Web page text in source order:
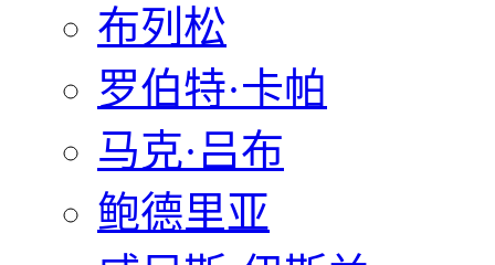
布列松
罗伯特·卡帕
马克·吕布
鲍德里亚